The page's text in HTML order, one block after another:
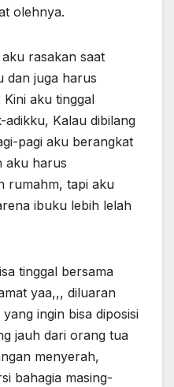
olehnya.
rasakan saat
dan juga harus
aku tinggal
adikku, Kalau dibilang
pagi aku berangkat
aku harus
rumahm, tapi aku
ibuku lebih lelah
tinggal bersama
yaa,,, diluaran
ingin bisa diposisi
jauh dari orang tua
menyerah,
bahagia masing-